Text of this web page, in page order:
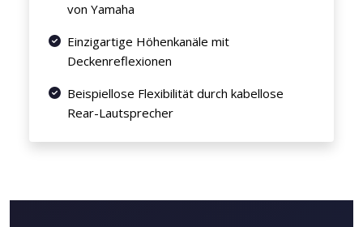
von Yamaha
Einzigartige Höhenkanäle mit
Deckenreflexionen
Beispiellose Flexibilität durch kabellose
Rear-Lautsprecher